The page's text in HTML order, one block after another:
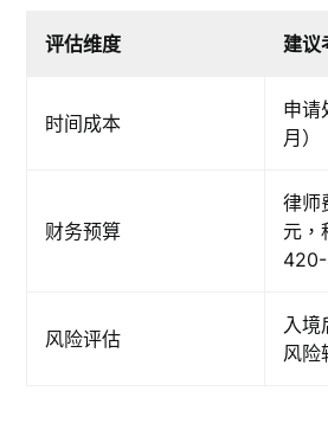
评估维度 建议
时间成本
申请
月）
财务预算
律师
元，
风险评估
入
风险